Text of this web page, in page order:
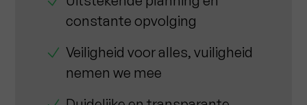
constante opvolging
Veiligheid voor alles, vuiligheid
nemen we mee